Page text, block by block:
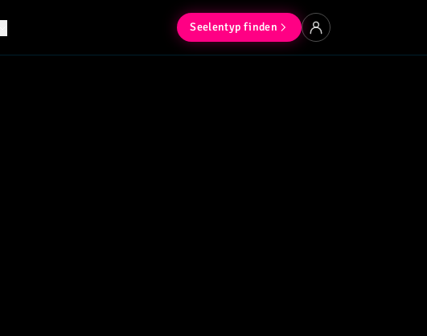
Seelentyp finden